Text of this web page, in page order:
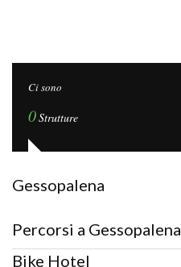
Ci sono
0Strutture
Gessopalena
Percorsi a Gessopalena
Bike Hotel